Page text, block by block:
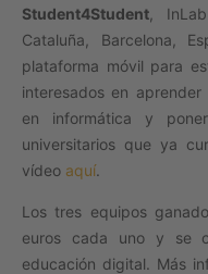
Student4Student ,
Cataluña, Barcelona,
plataforma móvil para
interesados en
en informática y
universitarios que ya
vídeo aquí.
Los tres equipos
euros cada uno y se
educación digital. Más